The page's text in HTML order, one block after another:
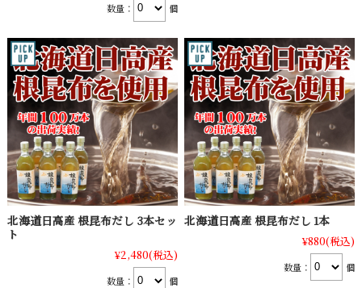
数量： 個
北海道日高産 根昆布だし 3本セッ
ト
¥2,480(税込)
数量： 個
北海道日高産 根昆布だし 1本
¥880(税込)
数量： 個